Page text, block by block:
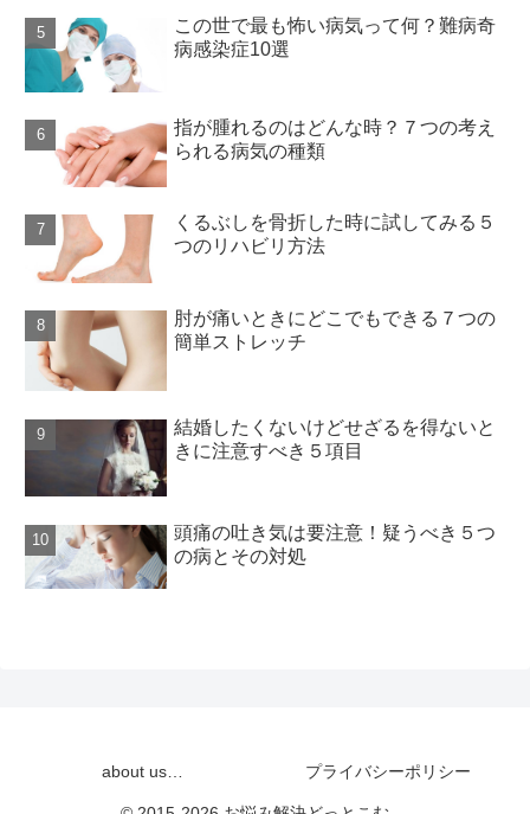
この世で最も怖い病気って何？難病奇
病感染症10選
指が腫れるのはどんな時？７つの考え
られる病気の種類
くるぶしを骨折した時に試してみる５
つのリハビリ方法
肘が痛いときにどこでもできる７つの
簡単ストレッチ
結婚したくないけどせざるを得ないと
きに注意すべき５項目
頭痛の吐き気は要注意！疑うべき５つ
の病とその対処
about us… プライバシーポリシー